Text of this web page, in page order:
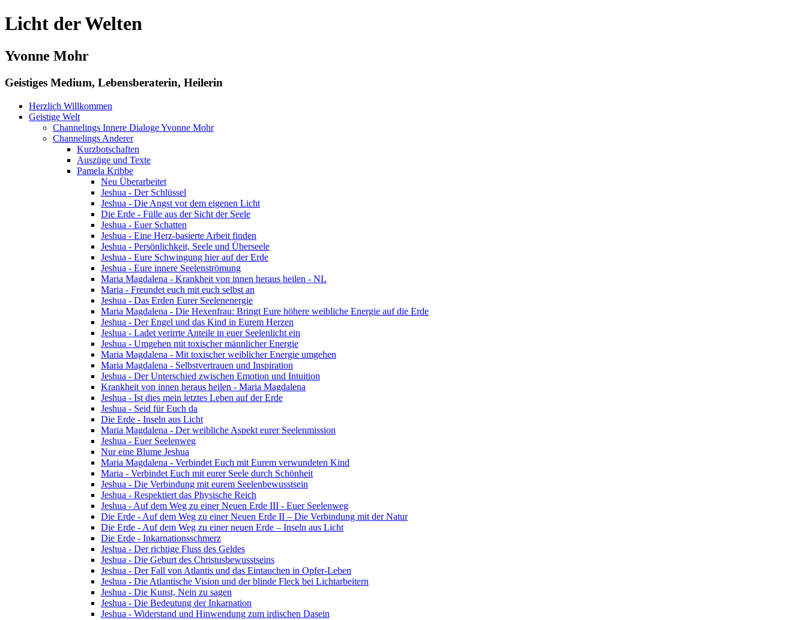
Licht der Welten
Yvonne Mohr
Geistiges Medium, Lebensberaterin, Heilerin
Herzlich Willkommen
Geistige Welt
Channelings Innere Dialoge Yvonne Mohr
Channelings Anderer
Kurzbotschaften
Auszüge und Texte
Pamela Kribbe
Neu Überarbeitet
Jeshua - Der Schlüssel
Jeshua - Die Angst vor dem eigenen Licht
Die Erde - Fülle aus der Sicht der Seele
Jeshua - Euer Schatten
Jeshua - Eine Herz-basierte Arbeit finden
Jeshua - Persönlichkeit, Seele und Überseele
Jeshua - Eure Schwingung hier auf der Erde
Jeshua - Eure innere Seelenströmung
Maria Magdalena - Krankheit von innen heraus heilen - NL
Maria - Freundet euch mit euch selbst an
Jeshua - Das Erden Eurer Seelenenergie
Maria Magdalena - Die Hexenfrau: Bringt Eure höhere weibliche Energie auf die Erde
Jeshua - Der Engel und das Kind in Eurem Herzen
Jeshua - Ladet verirrte Anteile in euer Seelenlicht ein
Jeshua - Umgehen mit toxischer männlicher Energie
Maria Magdalena - Mit toxischer weiblicher Energie umgehen
Maria Magdalena - Selbstvertrauen und Inspiration
Jeshua - Der Unterschied zwischen Emotion und Intuition
Krankheit von innen heraus heilen - Maria Magdalena
Jeshua - Ist dies mein letztes Leben auf der Erde
Jeshua - Seid für Euch da
Die Erde - Inseln aus Licht
Maria Magdalena - Der weibliche Aspekt eurer Seelenmission
Jeshua - Euer Seelenweg
Nur eine Blume Jeshua
Maria Magdalena - Verbindet Euch mit Eurem verwundeten Kind
Maria - Verbindet Euch mit eurer Seele durch Schönheit
Jeshua - Die Verbindung mit eurem Seelenbewusstsein
Jeshua - Respektiert das Physische Reich
Jeshua - Auf dem Weg zu einer Neuen Erde III - Euer Seelenweg
Die Erde - Auf dem Weg zu einer Neuen Erde II – Die Verbindung mit der Natur
Die Erde - Auf dem Weg zu einer neuen Erde – Inseln aus Licht
Die Erde - Inkarnationsschmerz
Jeshua - Der richtige Fluss des Geldes
Jeshua - Die Geburt des Christusbewusstseins
Jeshua - Der Fall von Atlantis und das Eintauchen in Opfer-Leben
Jeshua - Die Atlantische Vision und der blinde Fleck bei Lichtarbeitern
Jeshua - Die Kunst, Nein zu sagen
Jeshua - Die Bedeutung der Inkarnation
Jeshua - Widerstand und Hinwendung zum irdischen Dasein